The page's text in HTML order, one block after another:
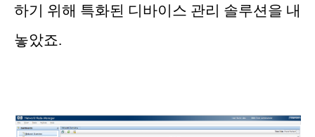
하기 위해 특화된 디바이스 관리 솔루션을 내
놓았죠.